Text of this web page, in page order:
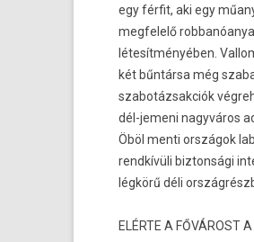
egy férfit, aki egy
meg­felelő
létesítményében.
két bűntársa még
szabotáz­sakciók
dél-jemeni nagyváros
Öböl menti országok
rendkívüli bi­zton­sági
légkörű déli
ELÉRTE A FŐVÁROST